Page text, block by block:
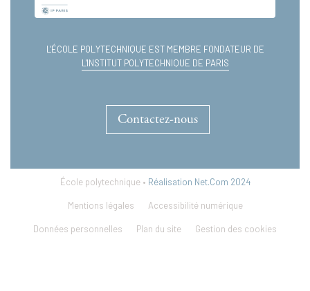
L'ÉCOLE POLYTECHNIQUE EST MEMBRE FONDATEUR DE
L'INSTITUT POLYTECHNIQUE DE PARIS
Contactez-nous
École polytechnique • Réalisation Net.Com 2024
Mentions légales Accessibilité numérique
Données personnelles Plan du site Gestion des cookies